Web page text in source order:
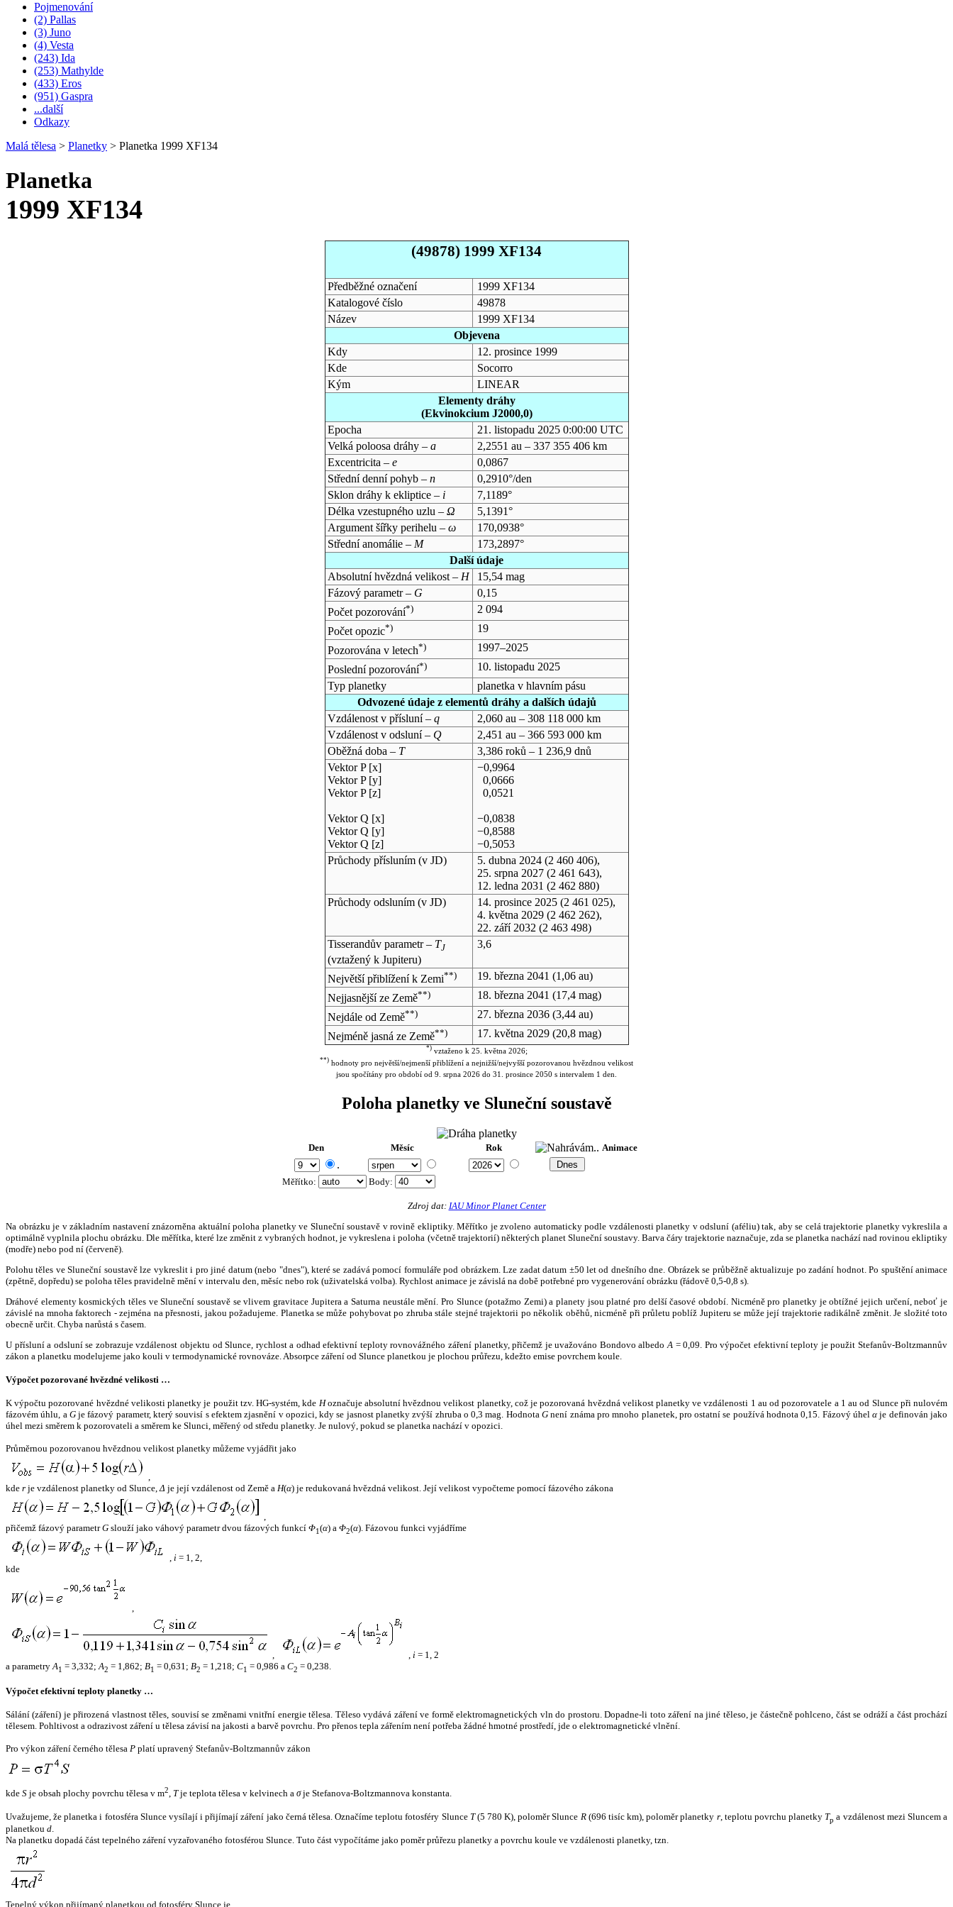
Pojmenování
(2) Pallas
(3) Juno
(4) Vesta
(243) Ida
(253) Mathylde
(433) Eros
(951) Gaspra
...další
Odkazy
Malá tělesa > Planetky > Planetka 1999 XF134
Planetka
1999 XF134
(49878) 1999 XF134
Předběžné označení
1999 XF134
Katalogové číslo
49878
Název
1999 XF134
Objevena
Kdy
12. prosince 1999
Kde
Socorro
Kým
LINEAR
Elementy dráhy
(Ekvinokcium J2000,0)
Epocha
21. listopadu 2025 0:00:00 UTC
Velká poloosa dráhy – a
2,2551 au – 337 355 406 km
Excentricita – e
0,0867
Střední denní pohyb – n
0,2910°/den
Sklon dráhy k ekliptice – i
7,1189°
Délka vzestupného uzlu – Ω
5,1391°
Argument šířky perihelu – ω
170,0938°
Střední anomálie – M
173,2897°
Další údaje
Absolutní hvězdná velikost – H
15,54 mag
Fázový parametr – G
0,15
Počet pozorování*)
2 094
Počet opozic*)
19
Pozorována v letech*)
1997–2025
Poslední pozorování*)
10. listopadu 2025
Typ planetky
planetka v hlavním pásu
Odvozené údaje z elementů dráhy a dalších údajů
Vzdálenost v přísluní – q
2,060 au – 308 118 000 km
Vzdálenost v odsluní – Q
2,451 au – 366 593 000 km
Oběžná doba – T
3,386 roků – 1 236,9 dnů
Vektor P [x]
Vektor P [y]
Vektor P [z]
Vektor Q [x]
Vektor Q [y]
Vektor Q [z]
−0,9964
0,0666
0,0521
−0,0838
−0,8588
−0,5053
Průchody přísluním (v JD) 5. dubna 2024(2 460 406),
25. srpna 2027(2 461 643),
12. ledna 2031 (2 462 880)
Průchody odsluním (v JD) 14. prosince 2025(2 461 025),
4. května 2029(2 462 262),
22. září 2032 (2 463 498)
Tisserandův parametr – TJ
(vztažený k Jupiteru)
3,6
Největší přiblížení k Zemi**) 19. března 2041 (1,06 au)
Nejjasnější ze Země**) 18. března 2041 (17,4 mag)
Nejdále od Země**) 27. března 2036(3,44 au)
Nejméně jasná ze Země**) 17. května 2029(20,8 mag)
*)vztaženo k 25. května 2026;
**) hodnoty pro největší/nejmenší přiblížení a nejnižší/nejvyšší pozorovanou hvězdnou velikost
jsou spočítány pro období od 9. srpna 2026 do 31. prosince 2050 s intervalem 1 den.
Poloha planetky ve Sluneční soustavě
Den Měsíc Rok Animace
.
Měřítko: Body:
Zdroj dat: IAU Minor Planet Center
Na obrázku je v základním nastavení znázorněna aktuální poloha planetky ve Sluneční soustavě v rovině ekliptiky. Měřítko je zvoleno automaticky podle vzdálenosti planetky v odsluní (aféliu) tak, aby se celá trajektorie planetky vykreslila a
optimálně vyplnila plochu obrázku. Dle měřítka, které lze změnit z vybraných hodnot, je vykreslena i poloha (včetně trajektorií) některých planet Sluneční soustavy. Barva čáry trajektorie naznačuje, zda se planetka nachází nad rovinou ekliptiky
(modře) nebo pod ní (červeně).
Polohu těles ve Sluneční soustavě lze vykreslit i pro jiné datum (nebo "dnes"), které se zadává pomocí formuláře pod obrázkem. Lze zadat datum ±50 let od dnešního dne. Obrázek se průběžně aktualizuje po zadání hodnot. Po spuštění animace
(zpětně, dopředu) se poloha těles pravidelně mění v intervalu den, měsíc nebo rok (uživatelská volba). Rychlost animace je závislá na době potřebné pro vygenerování obrázku (řádově 0,5-0,8 s).
Dráhové elementy kosmických těles ve Sluneční soustavě se vlivem gravitace Jupitera a Saturna neustále mění. Pro Slunce (potažmo Zemi) a planety jsou platné pro delší časové období. Nicméně pro planetky je obtížné jejich určení, neboť je
závislé na mnoha faktorech - zejména na přesnosti, jakou požadujeme. Planetka se může pohybovat po zhruba stále stejné trajektorii po několik oběhů, nicméně při průletu poblíž Jupiteru se může její trajektorie radikálně změnit. Je složité toto
obecně určit. Chyba narůstá s časem.
U přísluní a odsluní se zobrazuje vzdálenost objektu od Slunce, rychlost a odhad efektivní teploty rovnovážného záření planetky, přičemž je uvažováno Bondovo albedo A = 0,09. Pro výpočet efektivní teploty je použit Stefanův-Boltzmannův
zákon a planetku modelujeme jako kouli v termodynamické rovnováze. Absorpce záření od Slunce planetkou je plochou průřezu, kdežto emise povrchem koule.
Výpočet pozorované hvězdné velikosti …
K výpočtu pozorované hvězdné velikosti planetky je použit tzv. HG-systém, kde Hoznačuje absolutní hvězdnou velikost planetky, což je pozorovaná hvězdná velikost planetky ve vzdálenosti 1 au od pozorovatele a 1 au od Slunce při nulovém
fázovém úhlu, a Gje fázový parametr, který souvisí s efektem zjasnění v opozici, kdy se jasnost planetky zvýší zhruba o 0,3 mag. HodnotaG není známa pro mnoho planetek, pro ostatní se používá hodnota 0,15. Fázový úhelα je definován jako
úhel mezi směrem k pozorovateli a směrem ke Slunci, měřený od středu planetky. Je nulový, pokud se planetka nachází v opozici.
Průměrnou pozorovanou hvězdnou velikost planetky můžeme vyjádřit jako
,
kde r je vzdálenost planetky od Slunce,Δ je její vzdálenost od Země a H(α) je redukovaná hvězdná velikost. Její velikost vypočteme pomocí fázového zákona
,
přičemž fázový parametrG slouží jako váhový parametr dvou fázových funkcí Φ1(α) a Φ2(α). Fázovou funkci vyjádříme
, i = 1, 2,
kde
,
, , i = 1, 2
a parametryA1 = 3,332;A2 = 1,862; B1 = 0,631; B2 = 1,218; C1 = 0,986 a C2 = 0,238.
Výpočet efektivní teploty planetky …
Sálání (záření) je přirozená vlastnost těles, souvisí se změnami vnitřní energie tělesa. Těleso vydává záření ve formě elektromagnetických vln do prostoru. Dopadne-li toto záření na jiné těleso, je částečně pohlceno, část se odráží a část prochází
tělesem. Pohltivost a odrazivost záření u tělesa závisí na jakosti a barvě povrchu. Pro přenos tepla zářením není potřeba žádné hmotné prostředí, jde o elektromagnetické vlnění.
Pro výkon záření černého tělesa P platí upravený Stefanův-Boltzmannův zákon
kde S je obsah plochy povrchu tělesa v m2, Tje teplota tělesa v kelvinech a σje Stefanova-Boltzmannova konstanta.
Uvažujeme, že planetka i fotosféra Slunce vysílají i přijímají záření jako černá tělesa. Označíme teplotu fotosféry Slunce T(5 780 K), poloměr Slunce R(696 tisíc km), poloměr planetky r, teplotu povrchu planetky Tp a vzdálenost mezi Sluncem a
planetkou d.
Na planetku dopadá část tepelného záření vyzařovaného fotosférou Slunce. Tuto část vypočítáme jako poměr průřezu planetky a povrchu koule ve vzdálenosti planetky, tzn.
Tepelný výkon přijímaný planetkou od fotosféry Slunce je